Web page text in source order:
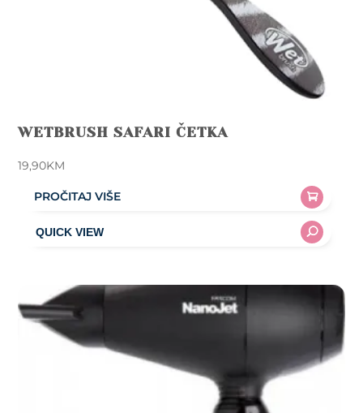
WETBRUSH SAFARI ČETKA
19,90KM
PROČITAJ VIŠE